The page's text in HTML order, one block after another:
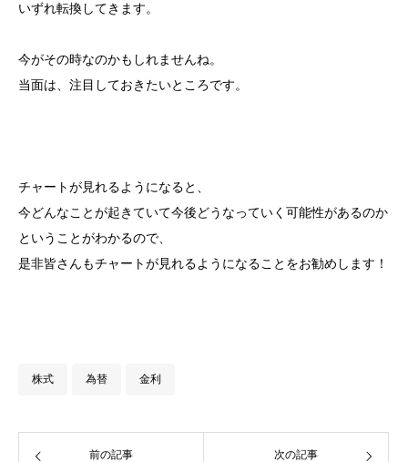
いずれ転換してきます。
今がその時なのかもしれませんね。
当面は、注目しておきたいところです。
チャートが見れるようになると、
今どんなことが起きていて今後どうなっていく可能性があるのか
ということがわかるので、
是非皆さんもチャートが見れるようになることをお勧めします！
株式 為替 金利
前の記事 次の記事